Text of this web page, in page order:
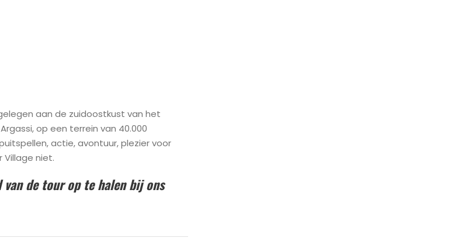
aan de zuidoostkust van het
op een terrein van 40.000
actie, avontuur, plezier voor
niet.
de tour op te halen bij ons